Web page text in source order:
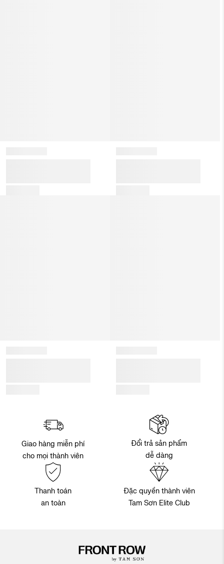
Giao hàng miễn phí
cho mọi thành viên
Đổi trả sản phẩm
dễ dàng
Thanh toán
an toàn
Đặc quyền thành viên
Tam Sơn Elite Club